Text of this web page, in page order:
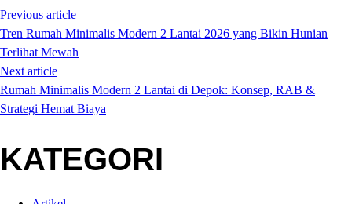
Previous article
Tren Rumah Minimalis Modern 2 Lantai 2026 yang Bikin Hunian
Terlihat Mewah
Next article
Rumah Minimalis Modern 2 Lantai di Depok: Konsep, RAB &
Strategi Hemat Biaya
KATEGORI